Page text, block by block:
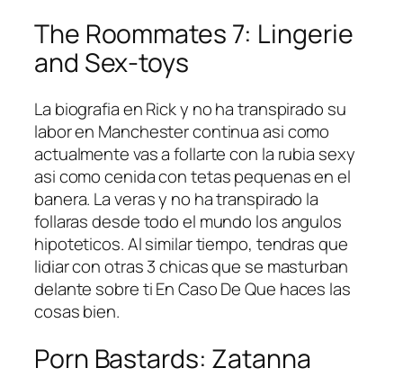
The Roommates 7: Lingerie
and Sex-toys
La biografia en Rick y no ha transpirado su
labor en Manchester continua asi­ como
actualmente vas a follarte con la rubia sexy
asi­ como cenida con tetas pequenas en el
banera. La veras y no ha transpirado la
follaras desde todo el mundo los angulos
hipoteticos. Al similar tiempo, tendras que
lidiar con otras 3 chicas que se masturban
delante sobre ti En Caso De Que haces las
cosas bien.
Porn Bastards: Zatanna